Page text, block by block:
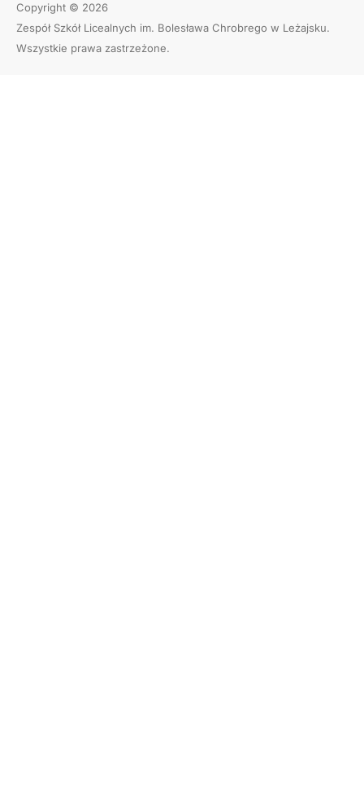
Copyright © 2026
Zespół Szkół Licealnych im. Bolesława Chrobrego w Leżajsku.
Wszystkie prawa zastrzeżone.